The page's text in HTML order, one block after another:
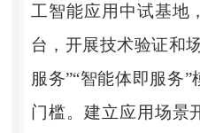
工智能应用中试基地
台，开展技术验证和
服务”“智能体即服务
门槛。建立应用场景